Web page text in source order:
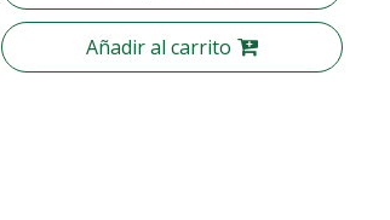
Añadir al carrito